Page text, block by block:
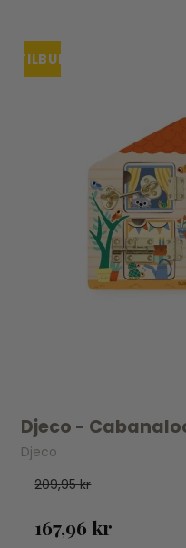
TILBUD
Djeco -
Djeco
209,95 kr
167,96 kr